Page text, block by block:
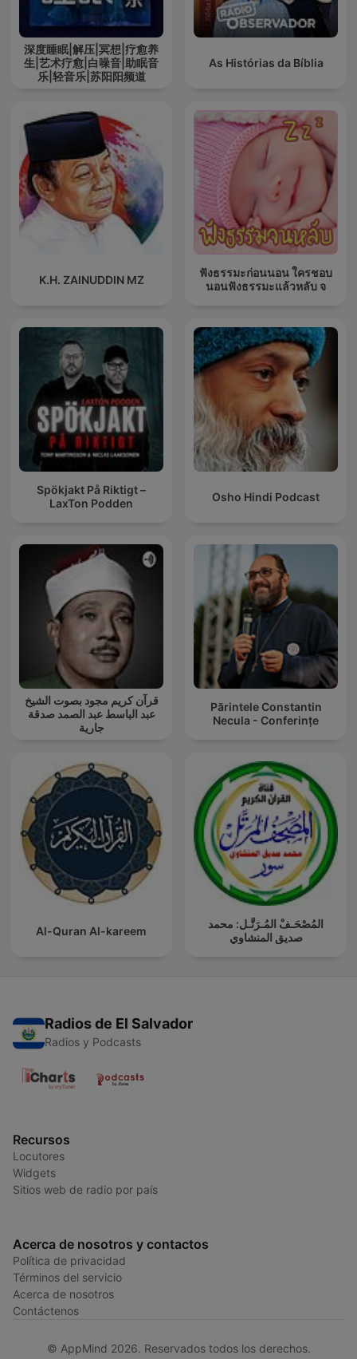
深度睡眠|解压|冥想|疗愈养
生|艺术疗愈|白噪音|助眠音
乐|轻音乐|苏阳阳频道
As Histórias da Bíblia
K.H. ZAINUDDIN MZ
ฟังธรรมะก่อนนอน ใครชอบ
นอนฟังธรรมะแล้วหลับ จ
Spökjakt På Riktigt –
LaxTon Podden
Osho Hindi Podcast
قرآن كريم مجود بصوت الشيخ
عبد الباسط عبد الصمد صدقة
جارية
Părintele Constantin
Necula - Conferințe
Al-Quran Al-kareem
المُصْحَـفْ المُـرَتَّـل: محمد
صديق المنشاوي
Radios de El Salvador
Radios y Podcasts
Recursos
Locutores
Widgets
Sitios web de radio por país
Acerca de nosotros y contactos
Política de privacidad
Términos del servicio
Acerca de nosotros
Contáctenos
© AppMind 2026. Reservados todos los derechos.